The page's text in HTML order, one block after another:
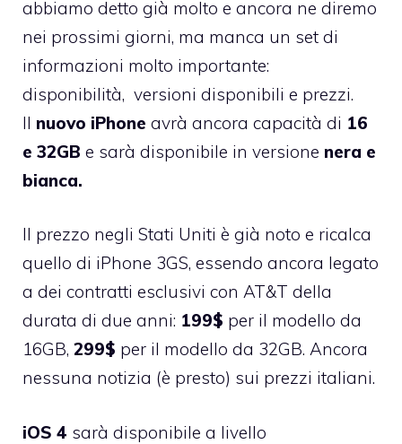
abbiamo detto già molto e ancora ne diremo
nei prossimi giorni, ma manca un set di
informazioni molto importante:
disponibilità, versioni disponibili e prezzi.
Il nuovo iPhone avrà ancora capacità di 16
e 32GB e sarà disponibile in versione nera e
bianca.
Il prezzo negli Stati Uniti è già noto e ricalca
quello di iPhone 3GS, essendo ancora legato
a dei contratti esclusivi con AT&T della
durata di due anni: 199$ per il modello da
16GB, 299$ per il modello da 32GB. Ancora
nessuna notizia (è presto) sui prezzi italiani.
iOS 4 sarà disponibile a livello